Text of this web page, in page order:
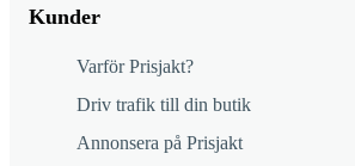
Kunder
Varför Prisjakt?
Driv trafik till din butik
Annonsera på Prisjakt